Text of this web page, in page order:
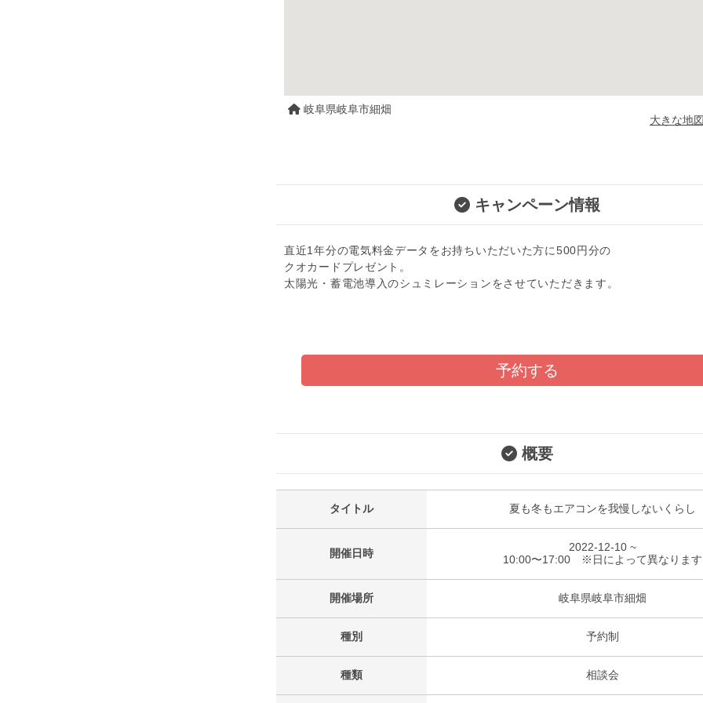
岐阜県岐阜市細畑
大きな地
キャンペーン情報
直近1年分の電気料金データをお持ちいただいた方に500円分の
クオカードプレゼント。
太陽光・蓄電池導入のシュミレーションをさせていただきます。
予約する
概要
タイトル 夏も冬もエアコンを我慢しないくらし
開催日時
2022-12-10 ~
10:00〜17:00 ※日によって異なります
開催場所 岐阜県岐阜市細畑
種別 予約制
種類 相談会